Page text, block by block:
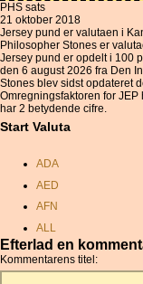
PHS sats
21 oktober 2018
Jersey pund er valutaen i
Philosopher Stones er
Jersey pund er opdelt i 100
den 6 august 2026 fra Den
Stones blev sidst opdateret
Omregningsfaktoren for
har 2 betydende cifre.
Start Valuta
ADA
AED
AFN
ALL
AMD
ANC
Efterlad en
Kommentarens titel: